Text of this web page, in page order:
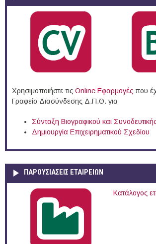
Χρησιμοποιήστε τις Online Eφαρμογές που
Γραφείο Διασύνδεσης Δ.Π.Θ. για
Σύνταξη Βιογραφικού και
Δημιουργία Επιχειρηματικού Σχεδίου
ΠΑΡΟΥΣΙΆΣΕΙΣ ΕΤΑΙΡΕΙΏΝ
Κατάλογος